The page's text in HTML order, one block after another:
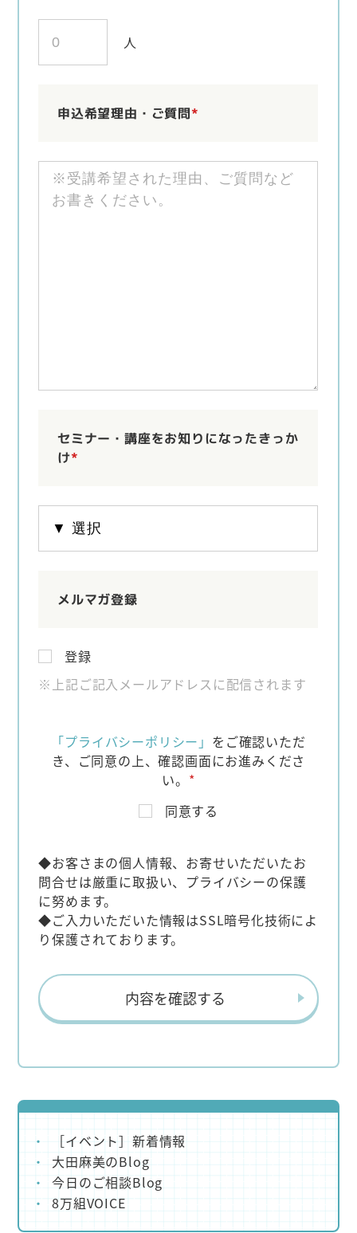
人
申込希望理由・ご質問*
セミナー・講座をお知りになったきっか
け*
メルマガ登録
登録
※上記ご記入メールアドレスに配信されます
「プライバシーポリシー」 をご確認いただ
き、 ご同意の上、確認画面にお進みくださ
い。 *
同意する
◆お客さまの個人情報、お寄せいただいたお
問合せは厳重に取扱い、プライバシーの保護
に努めます。
◆ご入力いただいた情報はSSL暗号化技術によ
り保護されております。
内容を確認する
［イベント］新着情報
大田麻美のBlog
今日のご相談Blog
8万組VOICE